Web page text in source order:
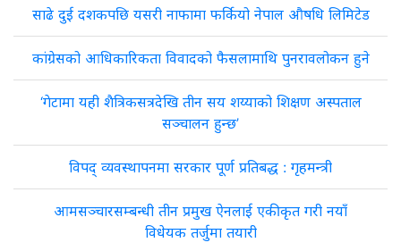
साढे दुई दशकपछि यसरी नाफामा फर्कियो नेपाल औषधि लिमिटेड
कांग्रेसको आधिकारिकता विवादको फैसलामाथि पुनरावलोकन हुने
‘गेटामा यही शैत्रिकसत्रदेखि तीन सय शय्याको शिक्षण अस्पताल
सञ्चालन हुन्छ’
विपद् व्यवस्थापनमा सरकार पूर्ण प्रतिबद्ध : गृहमन्त्री
आमसञ्चारसम्बन्धी तीन प्रमुख ऐनलाई एकीकृत गरी नयाँ
विधेयक तर्जुमा तयारी